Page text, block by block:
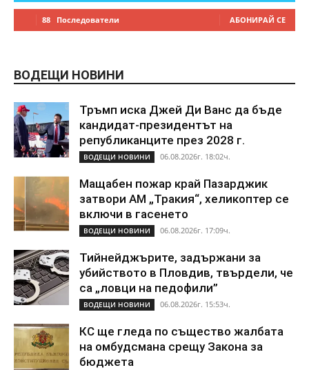
88 Последователи АБОНИРАЙ СЕ
ВОДЕЩИ НОВИНИ
Тръмп иска Джей Ди Ванс да бъде
кандидат-президентът на
републиканците през 2028 г.
ВОДЕЩИ НОВИНИ 06.08.2026г. 18:02ч.
Мащабен пожар край Пазарджик
затвори АМ „Тракия“, хеликоптер се
включи в гасенето
ВОДЕЩИ НОВИНИ 06.08.2026г. 17:09ч.
Тийнейджърите, задържани за
убийството в Пловдив, твърдели, че
са „ловци на педофили”
ВОДЕЩИ НОВИНИ 06.08.2026г. 15:53ч.
КС ще гледа по същество жалбата
на омбудсмана срещу Закона за
бюджета